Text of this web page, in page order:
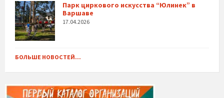
Парк циркового искусства “Юлинек” в
Варшаве
17.04.2026
БОЛЬШЕ НОВОСТЕЙ...